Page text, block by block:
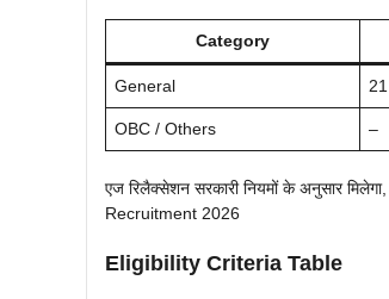
Category
General
OBC / Others –
एज रिलैक्सेशन सरकारी नियमों के अनुसार
Recruitment 2026
Eligibility Criteria Table